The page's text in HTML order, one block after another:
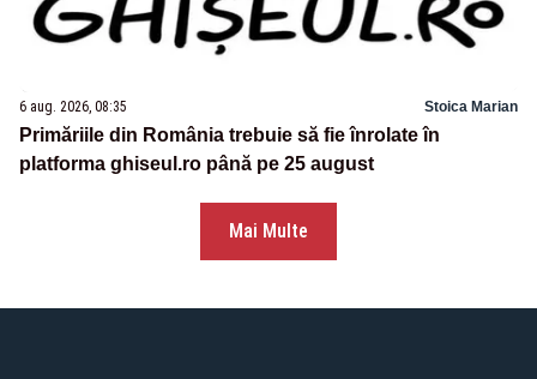
6 aug. 2026, 08:35 Stoica Marian
Primăriile din România trebuie să fie înrolate în
platforma ghiseul.ro până pe 25 august
Mai Multe